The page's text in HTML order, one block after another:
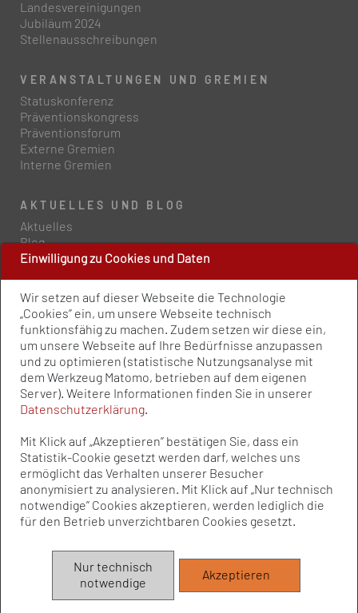
Einwilligung zu Cookies und Daten
Wir setzen auf dieser Webseite die Technologie
„Cookies” ein, um unsere Webseite technisch
funktionsfähig zu machen. Zudem setzen wir diese ein,
um unsere Webseite auf Ihre Bedürfnisse anzupassen
und zu optimieren (statistische Nutzungsanalyse mit
dem Werkzeug Matomo, betrieben auf dem eigenen
Server). Weitere Informationen finden Sie in unserer
Datenschutzerklärung.
Mit Klick auf „Akzeptieren” bestätigen Sie, dass ein
Statistik-Cookie gesetzt werden darf, welches uns
ermöglicht das Verhalten unserer Besucher
anonymisiert zu analysieren. Mit Klick auf „Nur technisch
notwendige” Cookies akzeptieren, werden lediglich die
für den Betrieb unverzichtbaren Cookies gesetzt.
Nur technisch
notwendige
Akzeptieren
Landesvereinigungen
Jubiläum 2024
Stellenausschreibungen
VERANSTALTUNGEN UND GREMIEN
Statuskonferenz
Präventionskongress
Präventionsforum
Externe Gremien
Interne Gremien
AKTUELLES UND BLOG
Aktuelles
Blog
PRESSE UND PUBLIKATIONEN
Policy Paper
Pressemitteilungen
Publikationen
Newsletter
Kontakt
Impressum
Qualitätsstandards
Sitemap
© Bundesvereinigung Prävention und
Die Bundesvereinigung Prävention und Gesundheitsförderung e.V.
(BVPG) wird aufgrund eines Beschlusses des Bundestages vom
Bundesministerium für Gesundheit institutionell gefördert.